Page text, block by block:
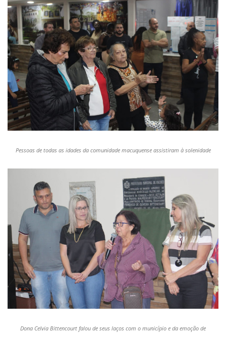
Pessoas de todas as idades da comunidade macuquense assistiram à solenidade
Dona Celvia Bittencourt falou de seus laços com o município e da emoção de